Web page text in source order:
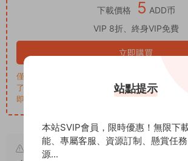
下載價格 5 ADD币
VIP 8折、終身VIP免費
立即購買
僅學習交流，商用請買正版，一切後果由下載用
了您的權益，請來信通知Email:
即默認同意
原文鏈接：https://addprofans.com/
站點提示
本站SVIP會員，限時優惠！無限下
能、專屬客服、資源訂制、懸賞任
源...